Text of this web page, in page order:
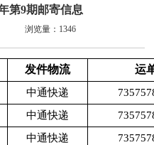
第9期邮寄信息
浏览量：1346
发件物流 运
中通快递
中通快递
中通快递